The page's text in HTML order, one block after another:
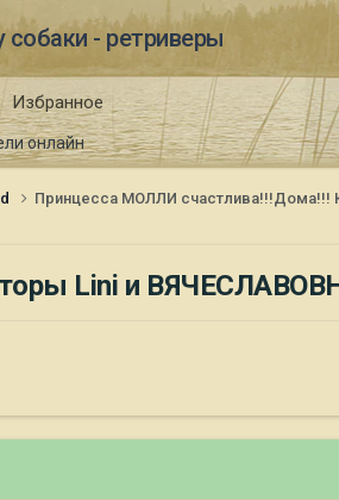
собаки - ретриверы
онлайн
Избранное
Принцесса МОЛЛИ счастлива!!!Дома!!!
Lini и